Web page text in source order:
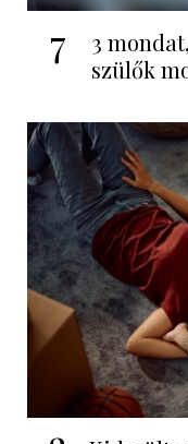
7
3
szülők